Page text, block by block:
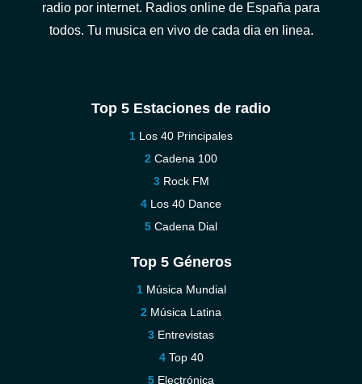
radio por internet. Radios online de España para
todos. Tu musica en vivo de cada dia en linea.
Top 5 Estaciones de radio
Los 40 Principales
Cadena 100
Rock FM
Los 40 Dance
Cadena Dial
Top 5 Géneros
Música Mundial
Música Latina
Entrevistas
Top 40
Electrónica